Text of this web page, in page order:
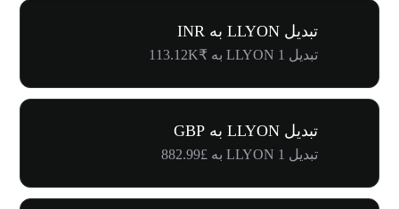
تبدیل LLYON به INR
تبدیل 1 LLYON به ₹113.12K
تبدیل LLYON به GBP
تبدیل 1 LLYON به £882.99